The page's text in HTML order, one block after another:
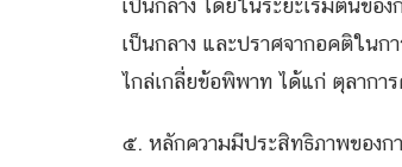
เป็นกลาง โดยในระยะเริ่มต้นข
เป็นกลาง และปราศจากอคติใน
ไกล่เกลี่ยข้อพิพาท ได้แก่ ตุลาก
๕. หลักความมีประสิทธิภาพของก